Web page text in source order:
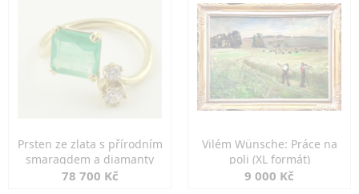
Prsten ze zlata s přírodním
smaragdem a diamanty
78 700 Kč
Vilém Wünsche: Práce na
poli (XL formát)
9 000 Kč